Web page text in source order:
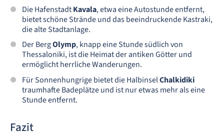
Die HafenstadtKavala, etwa eine Autostunde entfernt,
bietet schöne Strände und das beeindruckende Kastraki,
die alte Stadtanlage.
Der BergOlymp, knapp eine Stunde südlich von
Thessaloniki, ist die Heimat der antiken Götter und
ermöglicht herrliche Wanderungen.
Für Sonnenhungrige bietet die HalbinselChalkidiki
traumhafte Badeplätze und ist nur etwas mehr als eine
Stunde entfernt.
Fazit